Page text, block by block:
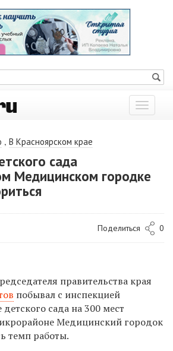
Показать
меню
, В Красноярском крае
сада
Медицинском городке
Поделиться 0
правительства края
побывал с инспекцией
сада на 300 мест
Медицинский городок
темп работы.